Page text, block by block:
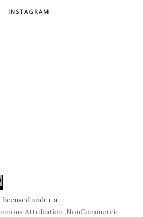
INSTAGRAM
under a
Attribution-NonCommercial-